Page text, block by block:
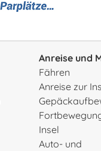
Anreise und
Fähren
Anreise zur
Insel
Auto- und